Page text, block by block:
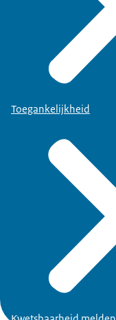
Toegankelijkheid